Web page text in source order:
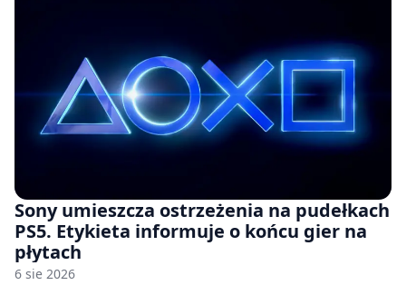
Sony umieszcza ostrzeżenia na pudełkach
PS5. Etykieta informuje o końcu gier na
płytach
6 sie 2026